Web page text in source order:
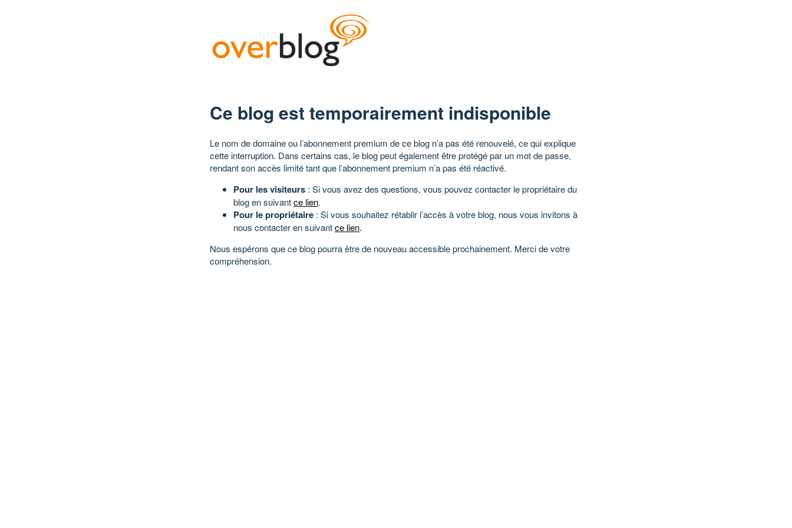
Ce blog est temporairement indisponible
Le nom de domaine ou l’abonnement premium de ce blog n’a pas été renouvelé, ce qui explique
cette interruption. Dans certains cas, le blog peut également être protégé par un mot de passe,
rendant son accès limité tant que l’abonnement premium n’a pas été réactivé.
Pour les visiteurs : Si vous avez des questions, vous pouvez contacter le propriétaire du
blog en suivantce lien.
Pour le propriétaire : Si vous souhaitez rétablir l’accès à votre blog, nous vous invitons à
nous contacter en suivantce lien.
Nous espérons que ce blog pourra être de nouveau accessible prochainement. Merci de votre
compréhension.